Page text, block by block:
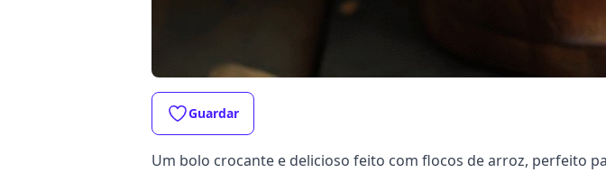
Guardar
Um bolo crocante e delicioso feito com flocos de arroz, perfeito